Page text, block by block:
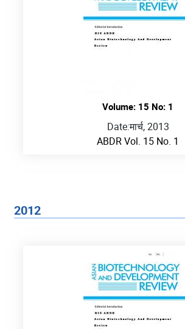
Volume: 15 No: 1
Date:मार्च, 2013
ABDR Vol. 15 No. 1
2012